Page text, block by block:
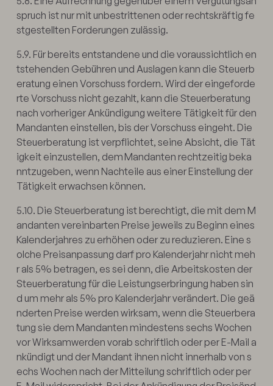
spruch ist nur mit unbestrittenen oder rechtskräftig fe
stgestellten Forderungen zulässig.
5.9. Für bereits entstandene und die voraussichtlich en
tstehenden Gebühren und Auslagen kann die Steuerb
eratung einen Vorschuss fordern. Wird der eingeforde
rte Vorschuss nicht gezahlt, kann die Steuerberatung
nach vorheriger Ankündigung weitere Tätigkeit für den
Mandanten einstellen, bis der Vorschuss eingeht. Die
Steuerberatung ist verpflichtet, seine Absicht, die Tät
igkeit einzustellen, dem Mandanten rechtzeitig beka
nntzugeben, wenn Nachteile aus einer Einstellung der
Tätigkeit erwachsen können.
5.10. Die Steuerberatung ist berechtigt, die mit dem M
andanten vereinbarten Preise jeweils zu Beginn eines
Kalenderjahres zu erhöhen oder zu reduzieren. Eine s
olche Preisanpassung darf pro Kalenderjahr nicht meh
r als 5% betragen, es sei denn, die Arbeitskosten der
Steuerberatung für die Leistungserbringung haben sin
d um mehr als 5% pro Kalenderjahr verändert. Die geä
nderten Preise werden wirksam, wenn die Steuerbera
tung sie dem Mandanten mindestens sechs Wochen
vor Wirksamwerden vorab schriftlich oder per E-Mail a
nkündigt und der Mandant ihnen nicht innerhalb von s
echs Wochen nach der Mitteilung schriftlich oder per